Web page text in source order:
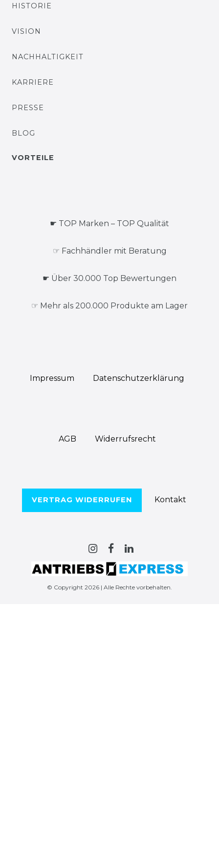
HISTORIE
VISION
NACHHALTIGKEIT
KARRIERE
PRESSE
BLOG
VORTEILE
☛ TOP Marken – TOP Qualität
☞ Fachhändler mit Beratung
☛ Über 30.000 Top Bewertungen
☞ Mehr als 200.000 Produkte am Lager
Impressum Daten­schutz­erklärung
AGB Widerrufs­recht
VERTRAG WIDERRUFEN Kontakt
© Copyright 2026 | Alle Rechte vorbehalten.